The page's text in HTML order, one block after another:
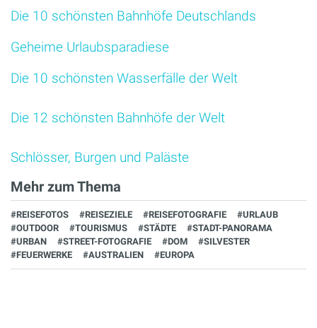
Die 10 schönsten Bahnhöfe Deutschlands
Geheime Urlaubsparadiese
Die 10 schönsten Wasserfälle der Welt
Die 12 schönsten Bahnhöfe der Welt
Schlösser, Burgen und Paläste
Mehr zum Thema
#REISEFOTOS #REISEZIELE #REISEFOTOGRAFIE
#URLAUB
#OUTDOOR
#TOURISMUS #STÄDTE
#STADT-PANORAMA
#URBAN
#STREET-FOTOGRAFIE #DOM
#SILVESTER
#FEUERWERKE
#AUSTRALIEN #EUROPA